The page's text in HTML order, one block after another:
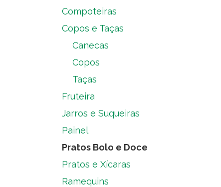
Compoteiras
Copos e Taças
Canecas
Copos
Taças
Fruteira
Jarros e Suqueiras
Painel
Pratos Bolo e Doce
Pratos e Xícaras
Ramequins